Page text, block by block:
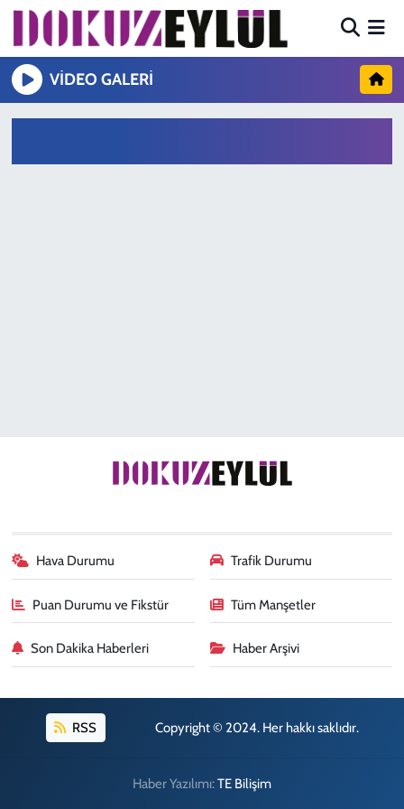
VIDEO GALERI
Hava Durumu Trafik Durumu
Puan Durumu ve Fikstür Tüm Manşetler
Son Dakika Haberleri Haber Arşivi
RSS Copyright © 2024. Her hakkı saklıdır.
Haber Yazılımı:TE Bilişim
Hava Durumu
Trafik Durumu
Süper Lig Puan Durumu ve Fikstür